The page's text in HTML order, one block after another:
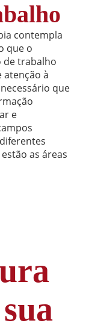
contempla
que o
de trabalho
atenção à
que
e
as áreas